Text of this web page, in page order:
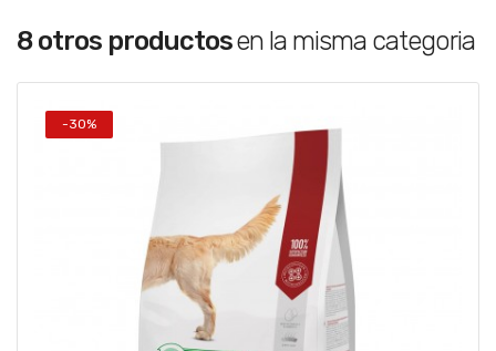
8 otros productosen la misma categoria
-30%